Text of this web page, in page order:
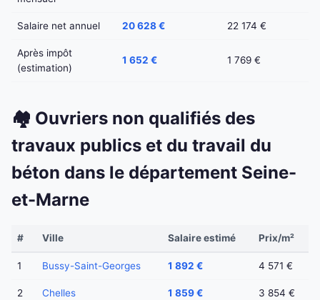
Salaire net annuel 20 628 € 22 174 €
Après impôt
(estimation)
1 652 € 1 769 €
🏘️ Ouvriers non qualifiés des
travaux publics et du travail du
béton dans le département Seine-
et-Marne
# Ville Salaire estimé Prix/m²
1 Bussy-Saint-Georges 1 892 € 4 571 €
2 Chelles 1 859 € 3 854 €